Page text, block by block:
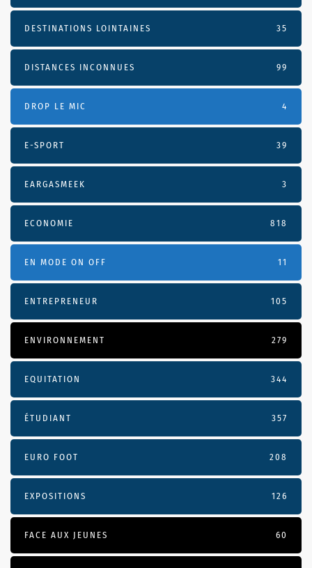
DESTINATIONS LOINTAINES 35
DISTANCES INCONNUES 99
DROP LE MIC 4
E-SPORT 39
EARGASMEEK 3
ECONOMIE 818
EN MODE ON OFF 11
ENTREPRENEUR 105
ENVIRONNEMENT 279
EQUITATION 344
ÉTUDIANT 357
EURO FOOT 208
EXPOSITIONS 126
FACE AUX JEUNES 60